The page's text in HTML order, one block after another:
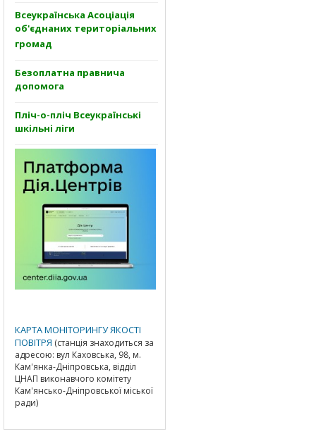
Всеукраїнська Асоціація
об'єднаних територіальних
громад
Безоплатна правнича
допомога
Пліч-о-пліч Всеукраїнські
шкільні ліги
КАРТА МОНІТОРИНГУ ЯКОСТІ
ПОВІТРЯ (станція знаходиться за
адресою: вул Каховська, 98, м.
Кам'янка-Дніпровська, відділ
ЦНАП виконавчого комітету
Кам'янсько-Дніпровської міської
ради)